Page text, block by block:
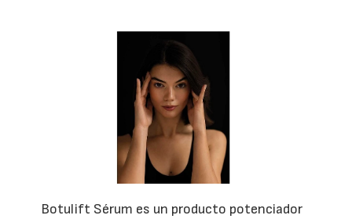
Botulift Sérum es un producto potenciador